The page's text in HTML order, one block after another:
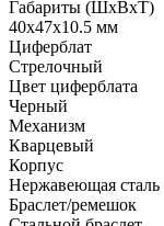
Габариты (ШхВхТ)
40x47x10.5 мм
Циферблат
Стрелочный
Цвет циферблата
Черный
Механизм
Кварцевый
Корпус
Нержавеющая сталь
Браслет/ремешок